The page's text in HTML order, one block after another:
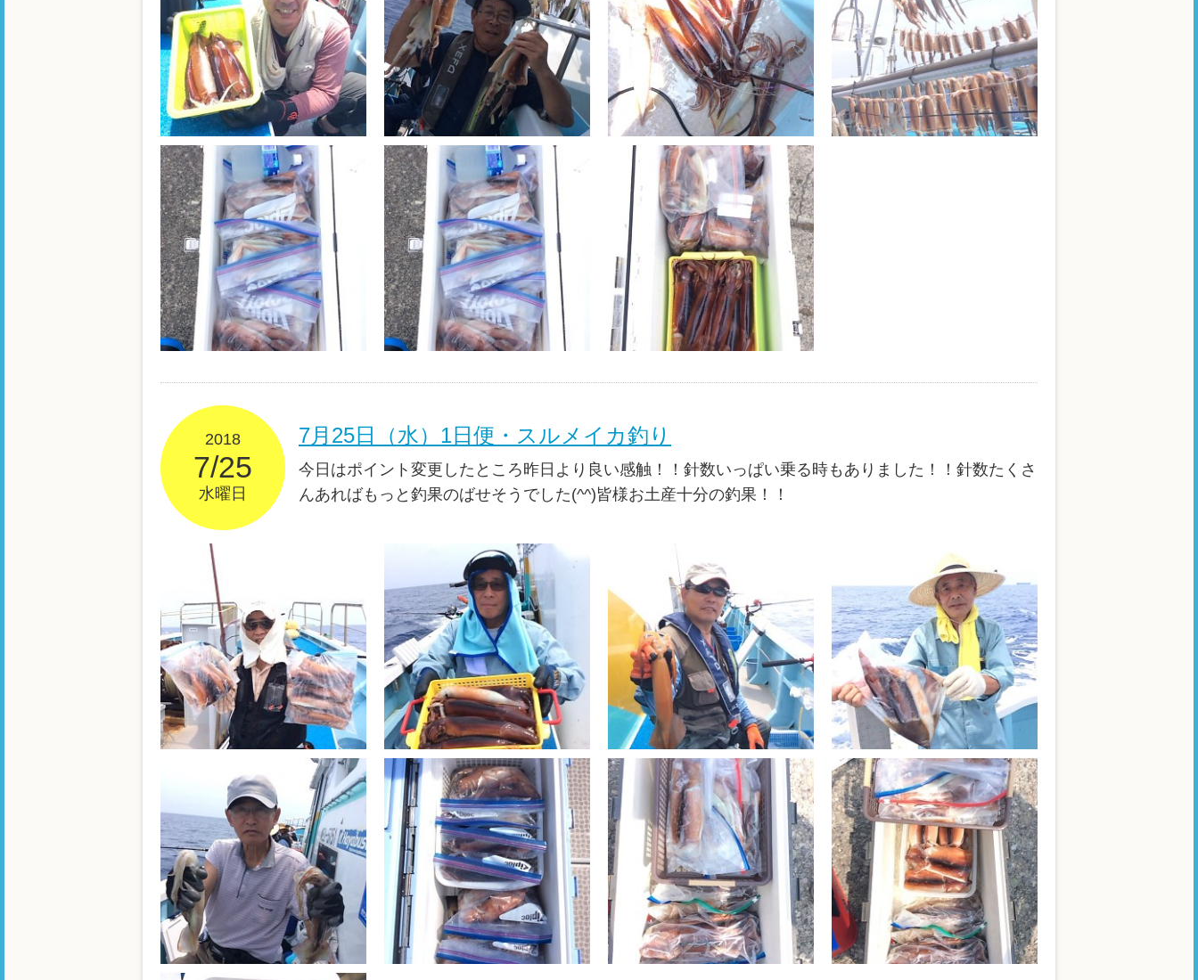
2018
7/25
水曜日
7月25日（水）1日便・スルメイカ釣り
今日はポイント変更したところ昨日より良い感触！！針数いっぱい乗る時もありました！！針数たくさ
んあればもっと釣果のばせそうでした(^^)皆様お土産十分の釣果！！